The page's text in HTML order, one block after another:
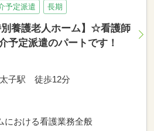
予定派遣 長期
別養護老人ホーム】☆看護師
定派遣のパートです！
子駅 徒歩12分
における看護業務全般